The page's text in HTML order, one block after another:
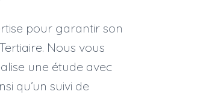
pour garantir son
Nous vous
une étude avec
qu’un suivi de